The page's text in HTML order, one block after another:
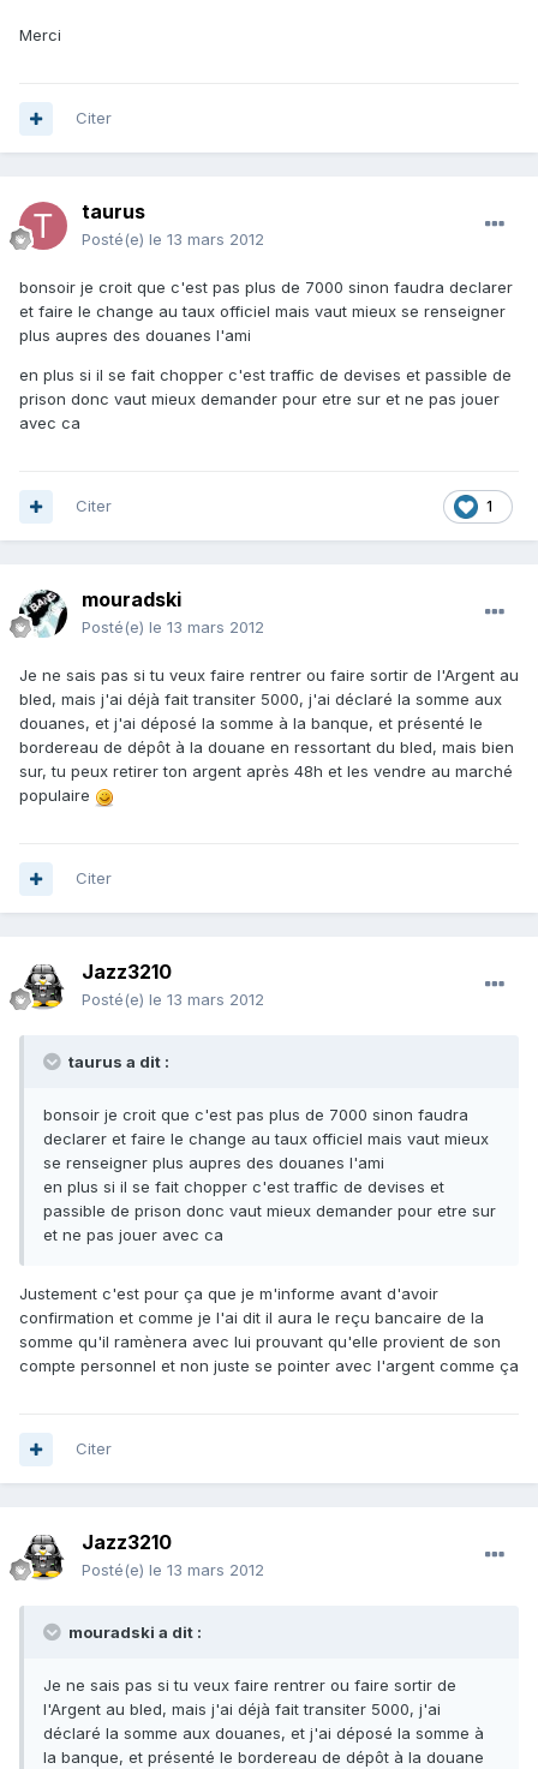
Merci
Citer
taurus
Posté(e) le 13 mars 2012
bonsoir je croit que c'est pas plus de 7000 sinon faudra declarer
et faire le change au taux officiel mais vaut mieux se renseigner
plus aupres des douanes l'ami
en plus si il se fait chopper c'est traffic de devises et passible de
prison donc vaut mieux demander pour etre sur et ne pas jouer
avec ca
1
Citer
mouradski
Posté(e) le 13 mars 2012
Je ne sais pas si tu veux faire rentrer ou faire sortir de l'Argent au
bled, mais j'ai déjà fait transiter 5000, j'ai déclaré la somme aux
douanes, et j'ai déposé la somme à la banque, et présenté le
bordereau de dépôt à la douane en ressortant du bled, mais bien
sur, tu peux retirer ton argent après 48h et les vendre au marché
populaire
Citer
Jazz3210
Posté(e) le 13 mars 2012
taurus a dit :
bonsoir je croit que c'est pas plus de 7000 sinon faudra
declarer et faire le change au taux officiel mais vaut mieux
se renseigner plus aupres des douanes l'ami
en plus si il se fait chopper c'est traffic de devises et
passible de prison donc vaut mieux demander pour etre sur
et ne pas jouer avec ca
Justement c'est pour ça que je m'informe avant d'avoir
confirmation et comme je l'ai dit il aura le reçu bancaire de la
somme qu'il ramènera avec lui prouvant qu'elle provient de son
compte personnel et non juste se pointer avec l'argent comme ça
Citer
Jazz3210
Posté(e) le 13 mars 2012
mouradski a dit :
Je ne sais pas si tu veux faire rentrer ou faire sortir de
l'Argent au bled, mais j'ai déjà fait transiter 5000, j'ai
déclaré la somme aux douanes, et j'ai déposé la somme à
la banque, et présenté le bordereau de dépôt à la douane